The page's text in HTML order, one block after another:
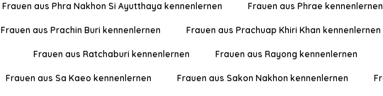
Frauen aus Phra Nakhon Si Ayutthaya kennenlernen Frauen aus Phrae kennenlernen
Frauen aus Prachin Buri kennenlernen Frauen aus Prachuap Khiri Khan kennenlernen
Frauen aus Ratchaburi kennenlernen Frauen aus Rayong kennenlernen
Frauen aus Sa Kaeo kennenlernen Frauen aus Sakon Nakhon kennenlernen